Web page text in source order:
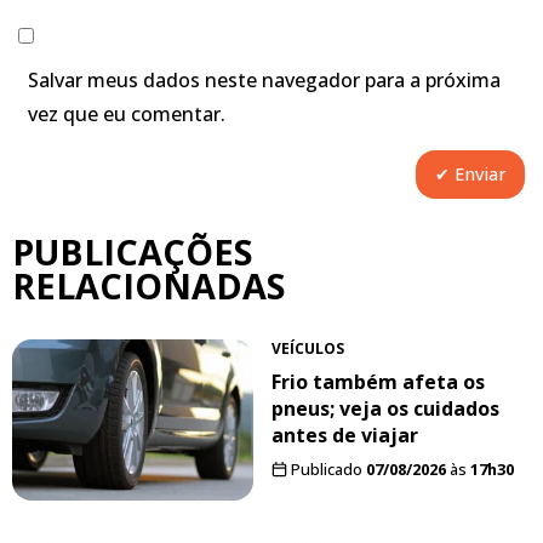
Salvar meus dados neste navegador para a próxima
vez que eu comentar.
PUBLICAÇÕES
RELACIONADAS
VEÍCULOS
Frio também afeta os
pneus; veja os cuidados
antes de viajar
Publicado 07/08/2026às 17h30